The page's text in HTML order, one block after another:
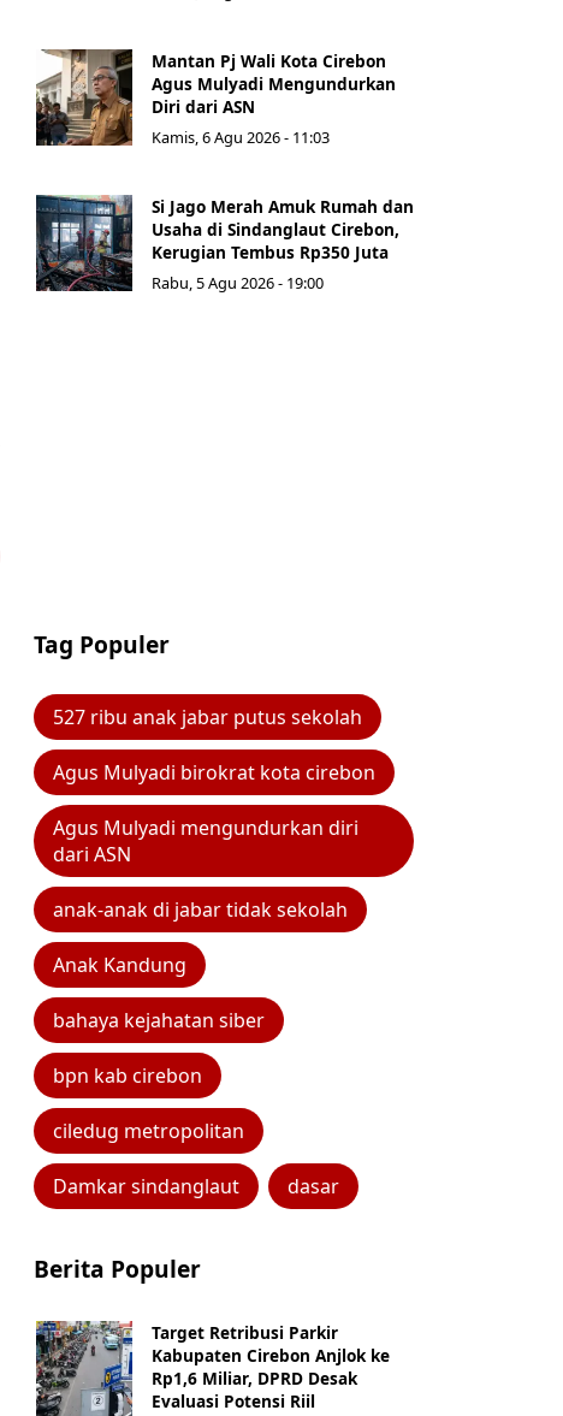
Mantan Pj Wali Kota Cirebon
Agus Mulyadi Mengundurkan
Diri dari ASN
Kamis, 6 Agu 2026 - 11:03
Si Jago Merah Amuk Rumah dan
Usaha di Sindanglaut Cirebon,
Kerugian Tembus Rp350 Juta
Rabu, 5 Agu 2026 - 19:00
Tag Populer
527 ribu anak jabar putus sekolah
Agus Mulyadi birokrat kota cirebon
Agus Mulyadi mengundurkan diri
dari ASN
anak-anak di jabar tidak sekolah
Anak Kandung
bahaya kejahatan siber
bpn kab cirebon
ciledug metropolitan
Damkar sindanglaut dasar
Berita Populer
Target Retribusi Parkir
Kabupaten Cirebon Anjlok ke
Rp1,6 Miliar, DPRD Desak
Evaluasi Potensi Riil